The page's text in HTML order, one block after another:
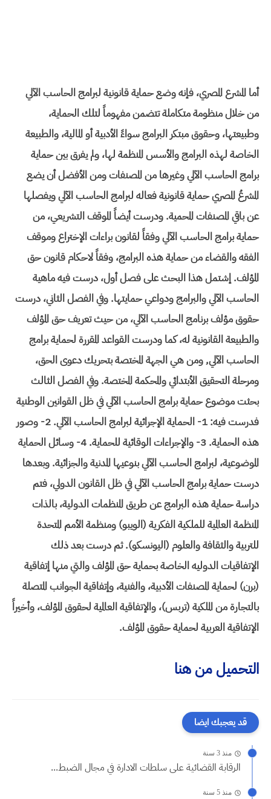
أما المشرع المصري، فإنه وضع حماية قانونية لبرامج الحاسب الآلي
من خلال منظومة متكاملة تتضمن مفهوماً لتلك الحماية،
وطبيعتها، وحقوق مبتكر البرامج سواءً الأدبية أو المالية، والطبيعة
الخاصة لهذه البرامج والأسس المنظمة لها، ولم يفرق بين حماية
برامج الحاسب الآلي وغيرها من المصنفات ومن الأفضل أن يضع
المشرعُ المصري حماية قانونية فعاله لبرامج الحاسب الآلي ويفصلها
عن باقي المصنفات المحمية. ودرست أيضاً الموقف التشريعي، من
حماية برامج الحاسب الآلي وفقاً لقانون براءات الإختراع وموقف
الفقه والقضاء من حماية هذه البرامج، وفقاً لاحكام قانون حق
المؤلف. إشتمل هذا البحث على فصل أول، درست فيه ماهية
الحاسب الآلي والبرامج ودواعي حمايتها. وفي الفصل الثاني، درست
حقوق مؤلف برنامج الحاسب الآلي، من حيث تعريف حق المؤلف
والطبيعة القانونية له، كما ودرست القواعد المقررة لحماية برامج
الحاسب الآلي, ومن هي الجهة المختصة بتحريك دعوى الحق،
ومرحلة التحقيق الأبتدائي والمحكمة المختصة. وفي الفصل الثالث
بحثت موضوع حماية برامج الحاسب الآلي في ظل القوانين الوطنية
فدرست فيه: 1- الحماية الإجرائية لبرامج الحاسب الآلي. 2- وصور
هذه الحماية. 3- والإجراءات الوقائية للحماية. 4- وسائل الحماية
الموضوعية، لبرامج الحاسب الآلي بنوعيها المدنية والجزائية. وبعدها
درست حماية برامج الحاسب الآلي في ظل القانون الدولي، فتم
دراسة حماية هذه البرامج عن طريق المنظمات الدولية، بالذات
المنظمة العالمية للملكية الفكرية (الويبو) ومنظمة الأمم المتحدة
للتربية والثقافة والعلوم (اليونسكو). ثم درست بعد ذلك
الإتفاقيات الدوليه الخاصة بحماية حق المؤلف والتي منها إتفاقية
(برن) لحماية المصنفات الأدبية، والفنية، وإتفاقية الجوانب المتصلة
بالتجارة من الملكية (تربس)، والإتفاقية العالمية لحقوق المؤلف، وأخيراً
الإتفاقية العربية لحماية حقوق المؤلف.
التحميل من هنا
قد يعجبك ايضا
منذ 3 سنة
الرقابة القضائية على سلطات الادارة في مجال الضبط...
منذ 5 سنة